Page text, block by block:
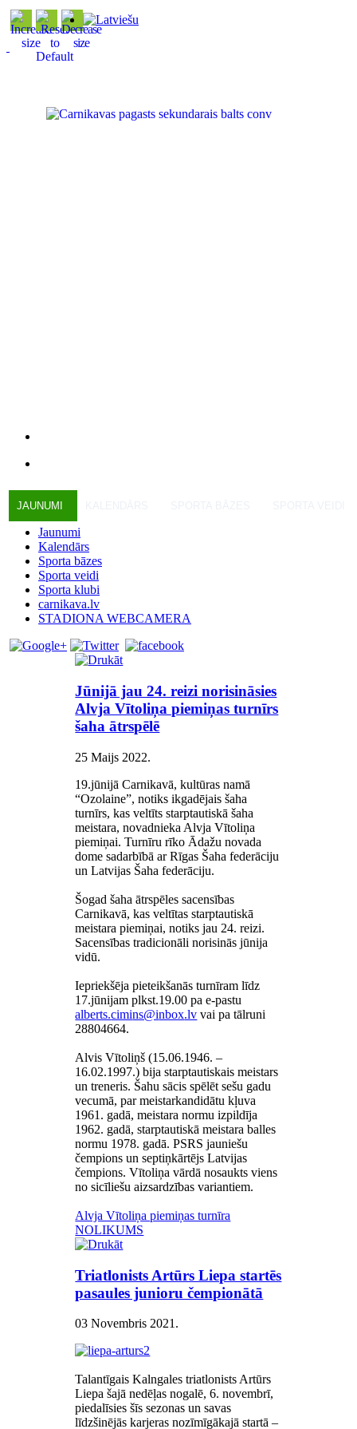
JAUNUMI
Jaunumi
Kalendārs
Sporta bāzes
Sporta veidi
Sporta klubi
carnikava.lv
STADIONA WEBCAMERA
Jūnijā jau 24. reizi norisināsies
Alvja Vītoliņa piemiņas turnīrs
šaha ātrspēlē
25 Maijs 2022.
19.jūnijā Carnikavā, kultūras namā
“Ozolaine”, notiks ikgadējais šaha
turnīrs, kas veltīts starptautiskā šaha
meistara, novadnieka Alvja Vītoliņa
piemiņai. Turnīru rīko Ādažu novada
dome sadarbībā ar Rīgas Šaha federāciju
un Latvijas Šaha federāciju.
Šogad šaha ātrspēles sacensības
Carnikavā, kas veltītas starptautiskā
meistara piemiņai, notiks jau 24. reizi.
Sacensības tradicionāli norisinās jūnija
vidū.
Iepriekšēja pieteikšanās turnīram līdz
17.jūnijam plkst.19.00 pa e-pastu
vai pa tālruni
28804664.
Alvis Vītoliņš (15.06.1946. –
16.02.1997.) bija starptautiskais meistars
un treneris. Šahu sācis spēlēt sešu gadu
vecumā, par meistarkandidātu kļuva
1961. gadā, meistara normu izpildīja
1962. gadā, starptautiskā meistara balles
normu 1978. gadā. PSRS jauniešu
čempions un septiņkārtējs Latvijas
čempions. Vītoliņa vārdā nosaukts viens
no sicīliešu aizsardzības variantiem.
Alvja Vītoliņa piemiņas turnīra
NOLIKUMS
Triatlonists Artūrs Liepa startēs
pasaules junioru čempionātā
03 Novembris 2021 .
Talantīgais Kalngales triatlonists Artūrs
Liepa šajā nedēļas nogalē, 6. novembrī,
piedalīsies šīs sezonas un savas
līdzšinējās karjeras nozīmīgākajā startā –